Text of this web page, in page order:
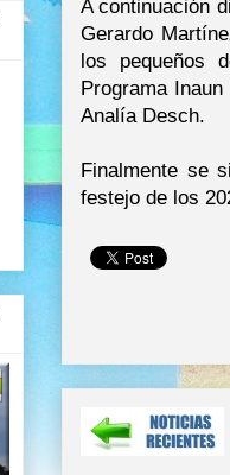
A continuación
Gerardo
los pequeños
Programa
Analía Desch.
Finalmente se
festejo de los